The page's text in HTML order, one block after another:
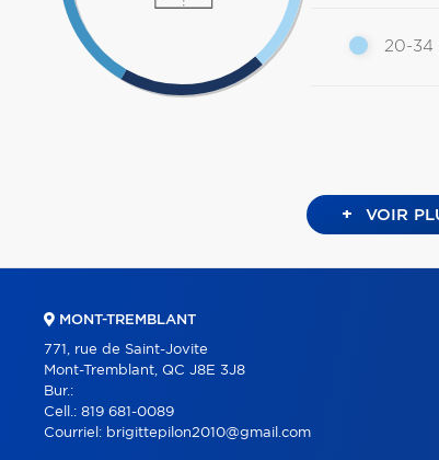
20-34
+ VOIR
MONT-TREMBLANT
771, rue de Saint-Jovite
Mont-Tremblant, QC J8E 3J8
Bur.:
Cell.: 819 681-0089
Courriel: brigittepilon2010@gmail.com